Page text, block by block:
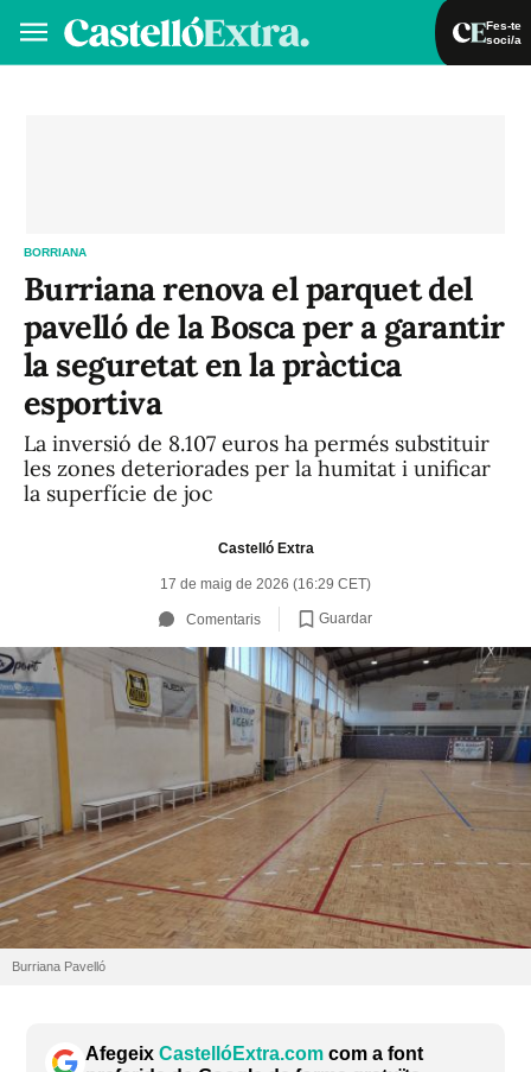
Fes-te
soci/a
BORRIANA
Burriana renova el parquet del
pavelló de la Bosca per a garantir
la seguretat en la pràctica
esportiva
La inversió de 8.107 euros ha permés substituir
les zones deteriorades per la humitat i unificar
la superfície de joc
Castelló Extra
17 de maig de 2026 (16:29 CET)
Comentaris Guardar
Burriana Pavelló
Afegeix CastellóExtra.com com a font